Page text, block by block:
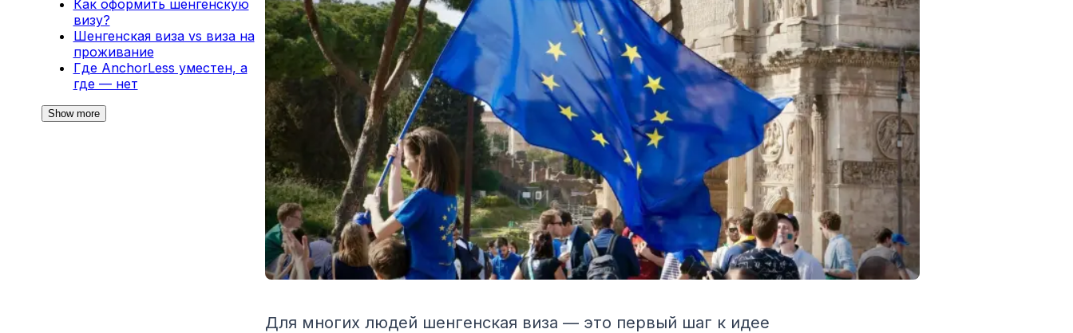
Как оформить шенгенскую
визу?
Шенгенская виза vs виза на
проживание
Где AnchorLess уместен, а
где — нет
Show more
Для многих людей шенгенская виза — это первый шаг к идее